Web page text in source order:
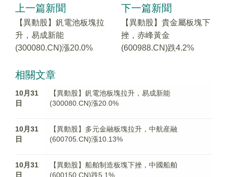
上一篇新聞
【異動股】釩電池板塊拉
升，易成新能
(300080.CN)漲20.0%
下一篇新聞
【異動股】貴金屬板塊下
挫，赤峰黃金
(600988.CN)跌4.2%
相關文章
10月31
日
【異動股】釩電池板塊拉升，易成新能
(300080.CN)漲20.0%
10月31
日
【異動股】多元金融板塊拉升，中航産融
(600705.CN)漲10.13%
10月31
日
【異動股】船舶制造板塊下挫，中國船舶
(600150.CN)跌5.1%